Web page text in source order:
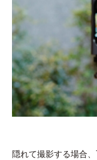
隠れて撮影する場合